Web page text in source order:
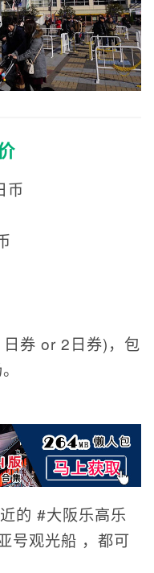
币
券 or 2日券)，包
的 #大阪乐高乐
号观光船 ，都可